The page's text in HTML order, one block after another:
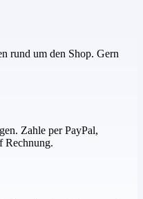
rund um den Shop. Gern
Zahle per PayPal,
Rechnung.